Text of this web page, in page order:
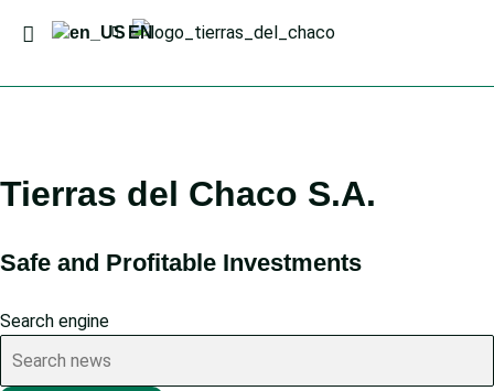
EN
Tierras del Chaco S.A.
Safe and Profitable Investments
Search engine